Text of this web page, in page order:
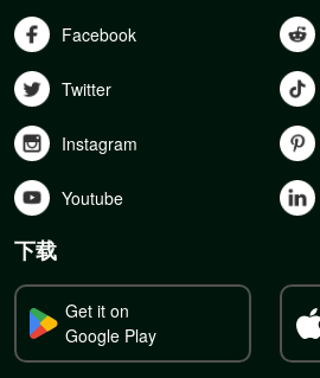
Facebook
Twitter
Instagram
Youtube
下载
Get it on
Google Play